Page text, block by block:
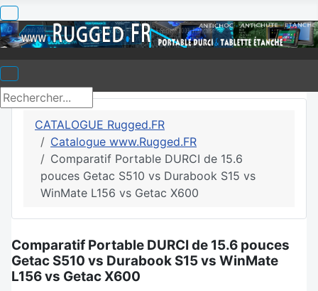
CATALOGUE Rugged.FR
Catalogue www.Rugged.FR
Comparatif Portable DURCI de 15.6
pouces Getac S510 vs Durabook S15 vs
WinMate L156 vs Getac X600
Comparatif Portable DURCI de 15.6 pouces
Getac S510 vs Durabook S15 vs WinMate
L156 vs Getac X600